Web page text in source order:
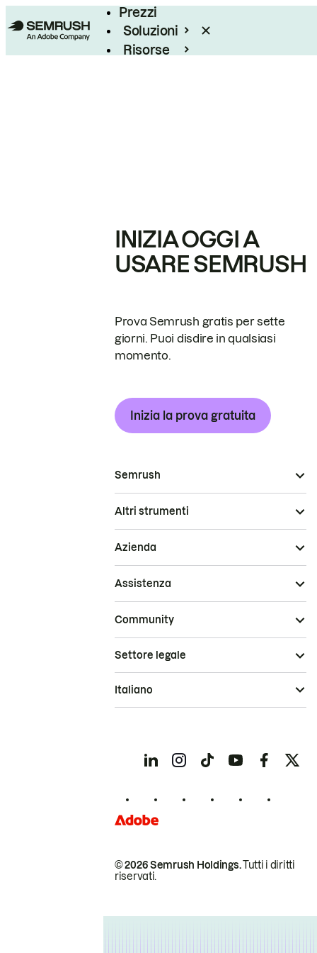
Prezzi
Soluzioni
Risorse
INIZIA OGGI A
USARE SEMRUSH
Prova Semrush gratis per sette
giorni. Puoi disdire in qualsiasi
momento.
Inizia la prova gratuita
Semrush
Altri strumenti
Azienda
Assistenza
Community
© 2026 Semrush Holdings.Tutti i diritti
riservati.
Settore legale
Italiano